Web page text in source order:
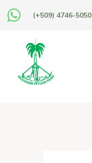
(+509) 4746-5050